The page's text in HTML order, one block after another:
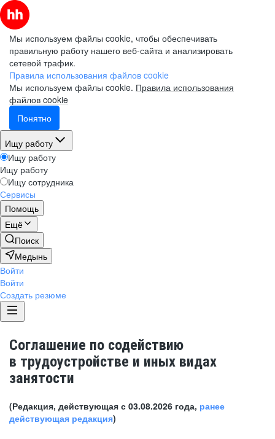
Мы используем файлы cookie, чтобы обеспечивать
правильную работу нашего веб-сайта и анализировать
сетевой трафик.
Правила использования файлов cookie
Мы используем файлы cookie. Правила использования
файлов cookie
Понятно
Ищу работу
Ищу работу
Ищу работу
Ищу сотрудника
Сервисы
Помощь
Ещё
Поиск
Медынь
Войти
Войти
Создать резюме
Соглашение по содействию
в трудоустройстве и иных видах
занятости
(Редакция, действующая с 03.08.2026 года, ранее
действующая редакция)